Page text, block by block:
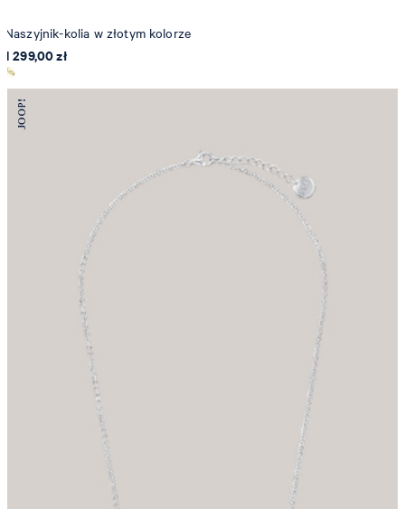
Naszyjnik-kolia w złotym kolorze
1 299,00 zł